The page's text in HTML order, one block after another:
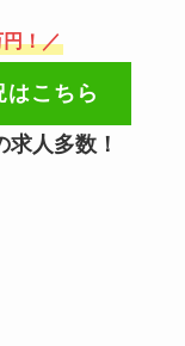
！／
はこちら
人多数！